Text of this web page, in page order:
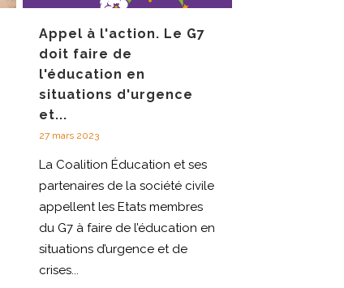
Appel à l'action. Le G7
doit faire de
l'éducation en
situations d'urgence
et...
27 mars 2023
La Coalition Éducation et ses
partenaires de la société civile
appellent les Etats membres
du G7 à faire de l’éducation en
situations d’urgence et de
crises...